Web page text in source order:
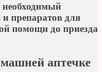
необходимый
препаратов для
помощи до приезда
аптечке